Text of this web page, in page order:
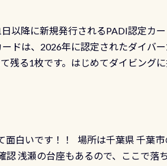
ペーンを利用してみてはどうでしょ
の水検査料5,500円がなんと無料にな
出しましょう！そし続きを読む
大清流(四万十川、柿田川)の１つに
濃を経て伊勢湾に流れます1985年に
れた清流です川にしては珍しく、水
リーエキジットは正に大自然の中で
透明度の良い川を数百メートルド
川ダイビング最大の見どころがこの
生類です個体数が少なくかなり貴
以降に新規発行されるPADI認定カー
ドは、2026年に認定されたダイバ
残る1枚です。はじめてダイビングに
別プログラムの専用カードが発行さ
ンカードを申し込みの方は対象外
ンとなります ダイビングは、始め
白いです！！ 場所は千葉県 千葉市
浅瀬の台座もあるので、ここで落